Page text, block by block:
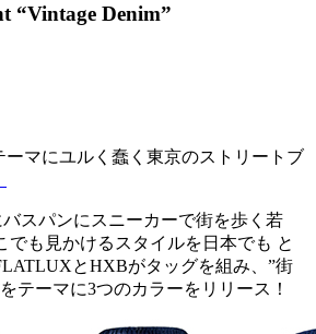
“Vintage Denim”
ーマにユルく蠢く東京のストリートブ
スパンにスニーカーで街を歩く若
でも見かけるスタイルを日本でも と
とHXBがタッグを組み、”街
テーマに3つのカラーをリリース！